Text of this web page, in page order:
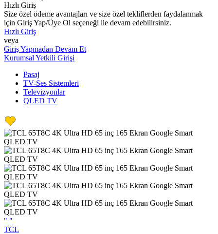
Hızlı Giriş
Size özel ödeme avantajları ve size özel tekliflerden faydalanmak
için Giriş Yap/Üye Ol seçeneği ile devam edebilirsiniz.
Hızlı Giriş
veya
Giriş Yapmadan Devam Et
Kurumsal Yetkili Girişi
Pasaj
TV-Ses Sistemleri
Televizyonlar
QLED TV
" "
TCL